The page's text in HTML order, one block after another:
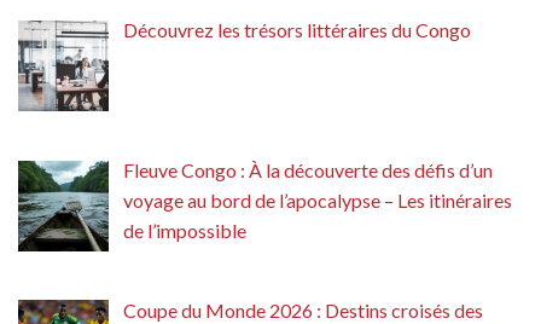
Découvrez les trésors littéraires du Congo
Fleuve Congo : À la découverte des défis d’un
voyage au bord de l’apocalypse – Les itinéraires
de l’impossible
Coupe du Monde 2026 : Destins croisés des